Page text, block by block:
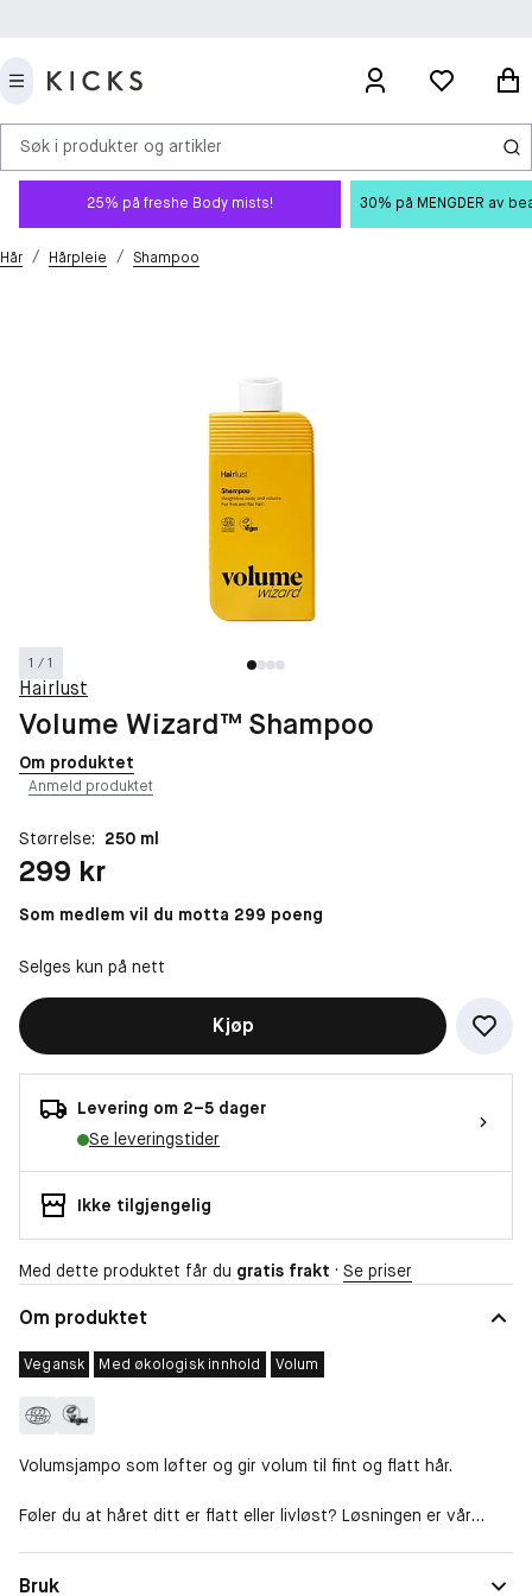
Søk i produkter og artikler
25% på freshe Body mists! 30% på MENGDER av
Hår / Hårpleie / Shampoo
1 / 1
Hairlust
Volume Wizard™ Shampoo
Om produktet
Anmeld produktet
Størrelse: 250 ml
Pris: 299 kr
299 kr
Som medlem vil du motta 299 poeng
Selges kun på nett
Kjøp
Levering om 2–5 dager
Se leveringstider
Ikke tilgjengelig
Med dette produktet får du gratis frakt · Se priser
Om produktet
Vegansk Med økologisk innhold Volum
Volumsjampo som løfter og gir volum til fint og flatt hår.
Føler du at håret ditt er flatt eller livløst? Løsningen er vår
inneholder økologisk fruktekstrakt og styrkende proteiner som
Bruk